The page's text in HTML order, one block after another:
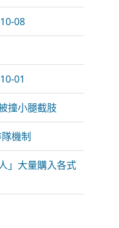
08
01
撞小腿截肢
機制
」大量購入各式